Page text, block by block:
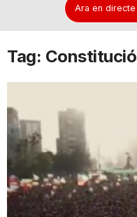
d
o
C
Ara en directe
Tag: